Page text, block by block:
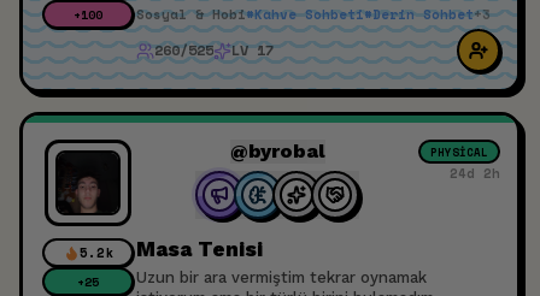
+100
gibi birbirimizin hayatını, sorunlarını farklı bakış
açılarıyla geliştirmek
Sosyal & Hobi#Kahve Sohbeti#Derin Sohbet+3
260/525 LV 17
5.2k
+25
@byrobal PHYSICAL
24d 2h
Masa Tenisi
Uzun bir ara vermiştim tekrar oynamak